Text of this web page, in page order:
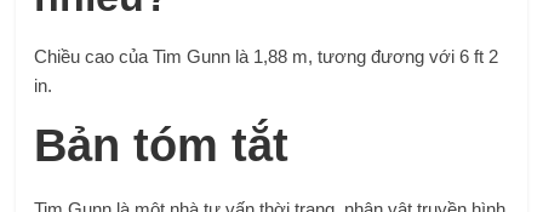
Chiều cao của Tim Gunn là 1,88 m, tương đương với 6 ft 2
in.
Bản tóm tắt